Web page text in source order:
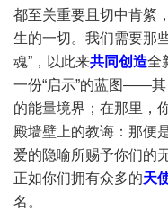
都至关重要且切中肯綮
生的一切。我们需要那
魂”，以此来共同创造全
一份“启示”的蓝图——
的能量境界；在那里，
殿墙壁上的教诲：那便
爱的隐喻所赐予你们的
正如你们拥有众多的天
名。